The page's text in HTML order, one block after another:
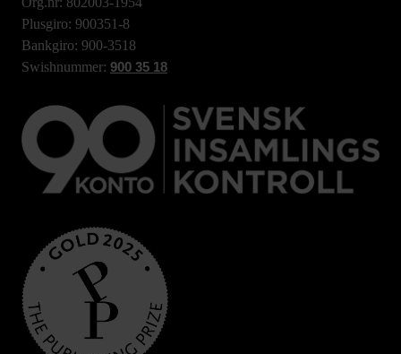
Plusgiro: 900351-8
Bankgiro: 900-3518
Swishnummer: 900 35 18